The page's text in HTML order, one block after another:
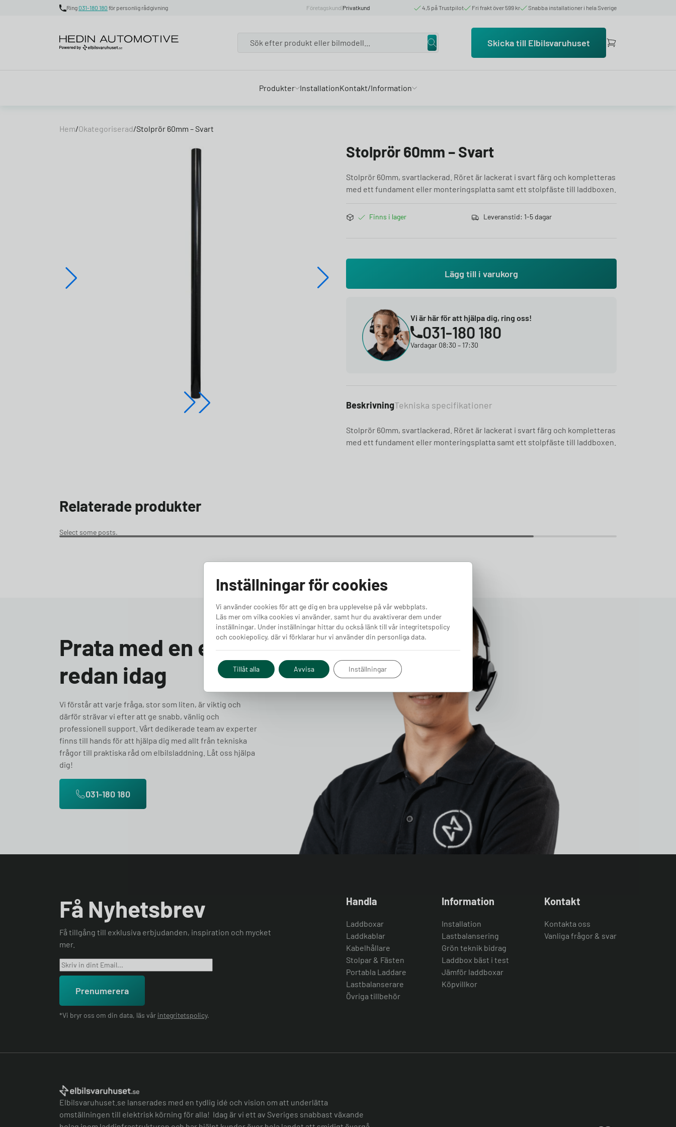
Ring031-180 180 för personlig rådgivning Företagskund|Privatkund 4,5 på Trustpilot Fri frakt över 599 kr Snabba installationer i hela Sverige
Skicka till Elbilsvaruhuset
Produkter InstallationKontakt/Information
Hem/Okategoriserad/Stolprör 60mm – Svart
Stolprör 60mm – Svart
Stolprör 60mm, svartlackerad. Röret är lackerat i svart färg och kompletteras
med ett fundament eller monteringsplatta samt ett stolpfäste till laddboxen.
Finns i lager Leveranstid: 1-5 dagar
Lägg till i varukorg
Vi är här för att hjälpa dig, ring oss!
031-180 180
Vardagar 08:30 – 17:30
BeskrivningTekniska specifikationer
Stolprör 60mm, svartlackerad. Röret är lackerat i svart färg och kompletteras
med ett fundament eller monteringsplatta samt ett stolpfäste till laddboxen.
Relaterade produkter
Select some posts.
Prata med en expert
redan idag
Vi förstår att varje fråga, stor som liten, är viktig och
därför strävar vi efter att ge snabb, vänlig och
professionell support. Vårt dedikerade team av experter
finns till hands för att hjälpa dig med allt från tekniska
frågor till praktiska råd om elbilsladdning. Låt oss hjälpa
dig!
031-180 180
Få Nyhetsbrev
Få tillgång till exklusiva erbjudanden, inspiration och mycket
mer.
Prenumerera
*Vi bryr oss om din data, läs vår integritetspolicy.
Handla
Laddboxar
Laddkablar
Kabelhållare
Stolpar & Fästen
Portabla Laddare
Lastbalanserare
Övriga tillbehör
Information
Installation
Lastbalansering
Grön teknik bidrag
Laddbox bäst i test
Jämför laddboxar
Köpvillkor
Kontakt
Kontakta oss
Vanliga frågor & svar
Elbilsvaruhuset.se lanserades med en tydlig idé och vision om att underlätta
omställningen till elektrisk körning för alla! Idag är vi ett av Sveriges snabbast växande
Inställningar för cookies
Vi använder cookies för att ge dig en bra upplevelse på vår webbplats.
Läs mer om vilka cookies vi använder, samt hur du avaktiverar dem under
inställningar. Under inställningar hittar du också länk till vår integritetspolicy
och cookiepolicy, där vi förklarar hur vi använder din personliga data.
Tillåt alla Avvisa Inställningar